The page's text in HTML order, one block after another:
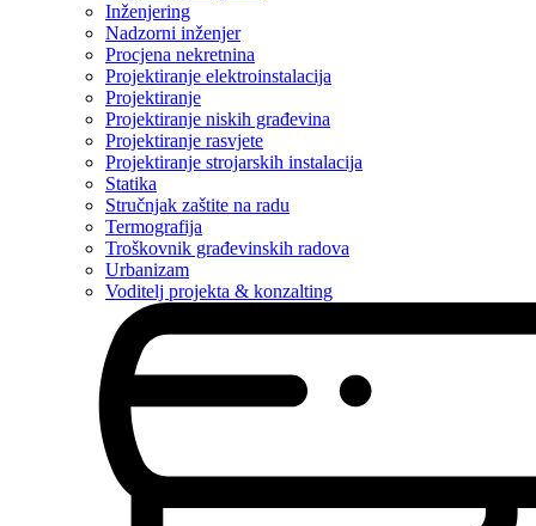
Inženjering
Nadzorni inženjer
Procjena nekretnina
Projektiranje elektroinstalacija
Projektiranje
Projektiranje niskih građevina
Projektiranje rasvjete
Projektiranje strojarskih instalacija
Statika
Stručnjak zaštite na radu
Termografija
Troškovnik građevinskih radova
Urbanizam
Voditelj projekta & konzalting